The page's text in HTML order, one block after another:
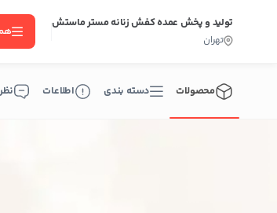
تولید و پخش عمده کفش زنانه مستر ماستش
تهران
محصولات دسته بندی اطلاعات